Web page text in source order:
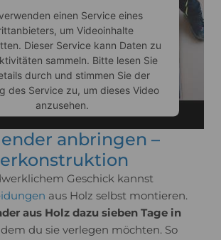
einen Service eines
um Videoinhalte
Dieser Service kann Daten zu
sammeln. Bitte lesen Sie
durch und stimmen Sie der
des Service zu, um dieses Video
anzusehen.
Mehr Informationen
Akzeptieren
byUsercentrics Consent
Management Platform
anbringen –
Geschick kannst
aus Holz selbst montieren.
aus Holz dazu sieben Tage in
dem du sie verlegen möchten. So